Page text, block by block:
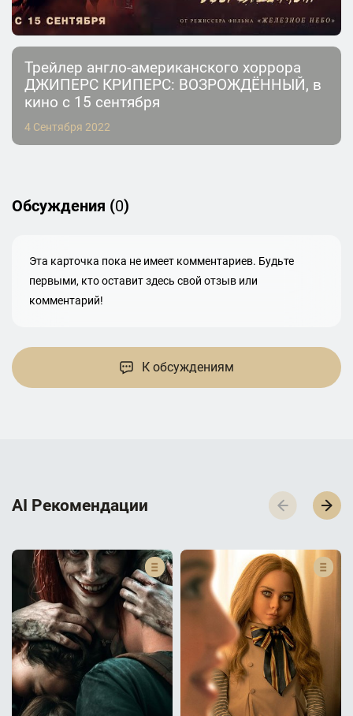
Трейлер англо-американского хоррора
ДЖИПЕРС КРИПЕРС: ВОЗРОЖДЁННЫЙ, в
кино с 15 сентября
4 Сентября 2022
Обсуждения (0)
Эта карточка пока не имеет комментариев. Будьте
первыми, кто оставит здесь свой отзыв или
комментарий!
К обсуждениям
AI Р­е­к­о­м­е­н­д­а­ц­и­и